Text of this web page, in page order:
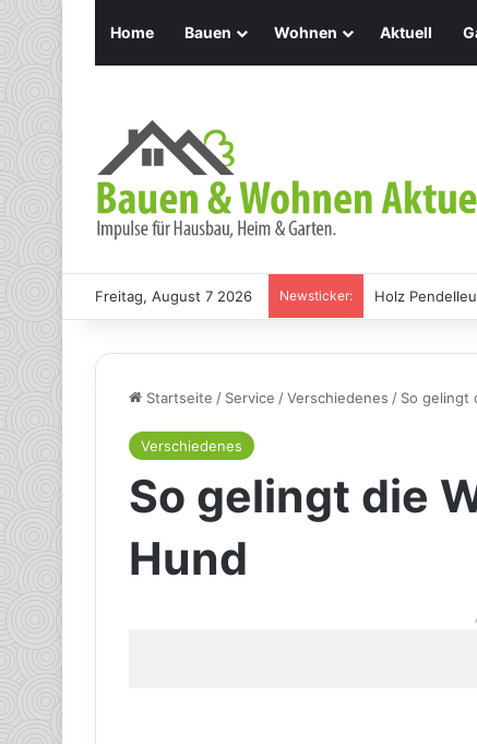
Home Bauen Wohnen Aktuell
Freitag, August 7 2026 Newsticker: Holz
Startseite / Service /Verschiedenes / So gelingt
Verschiedenes
So gelingt die
Hund